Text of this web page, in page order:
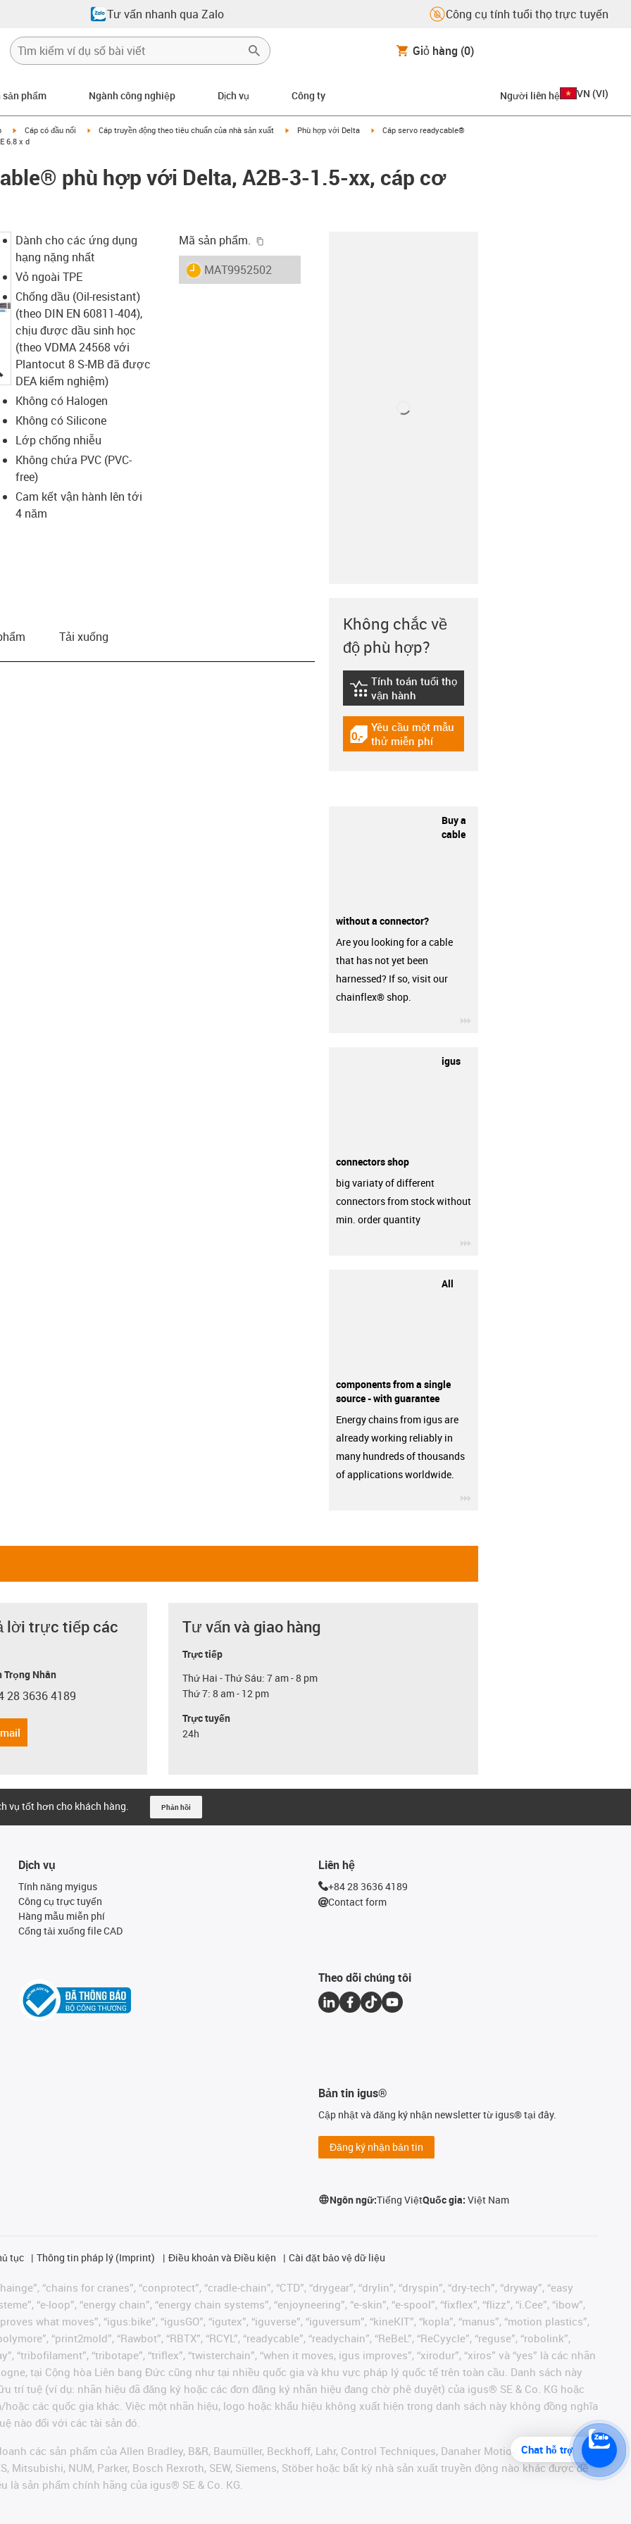
Tư vấn nhanh qua Zalo Công cụ tính tuổi thọ trực tuyến
Giỏ hàng (0)
phẩm Ngành công nghiệp Dịch vụ Công ty Người liên hệ VN (VI)
igus-icon-arrow-right
Cáp có đầu nối igus-icon-arrow-right
Cáp truyền động theo tiêu chuẩn của nhà sản xuất igus-icon-arrow-right
Phù hợp với Delta igus-icon-arrow-right
Cáp servo readycable®
6.8 x d
phù hợp với Delta, A2B-3-1.5-xx, cáp cơ
igus-icon-lupe
Dành cho các ứng dụng
hạng nặng nhất
Vỏ ngoài TPE
Chống dầu (Oil-resistant)
(theo DIN EN 60811-404),
chịu được dầu sinh học
(theo VDMA 24568 với
Plantocut 8 S-MB đã được
DEA kiểm nghiệm)
Không có Halogen
Không có Silicone
Lớp chống nhiễu
Không chứa PVC (PVC-
free)
Cam kết vận hành lên tới
4 năm
Mã sản phẩm.
igus-icon-lieferzeit
MAT9952502
Tải xuống
Không chắc về
độ phù hợp?
igus-icon-lebensdauerrechner
Tính toán tuổi thọ
vận hành
igus-icon-gratismuster
Yêu cầu một mẫu
thử miễn phí
Buy a
cable
without a connector?
Are you looking for a cable
that has not yet been
harnessed? If so, visit our
chainflex® shop.
igus
connectors shop
big variaty of different
connectors from stock without
min. order quantity
All
components from a single
source - with guarantee
Energy chains from igus are
already working reliably in
many hundreds of thousands
of applications worldwide.
lời trực tiếp các
Trọng Nhân
phone
28 3636 4189
Tư vấn và giao hàng
Trực tiếp
Thứ Hai - Thứ Sáu: 7 am - 8 pm
Thứ 7: 8 am - 12 pm
Trực tuyến
24h
vụ tốt hơn cho khách hàng. Phản hồi
Dịch vụ
Tính năng myigus
Công cụ trực tuyến
Hàng mẫu miễn phí
Cổng tải xuống file CAD
Liên hệ
+84 28 3636 4189
Contact form
Theo dõi chúng tôi
Bản tin igus®
Cập nhật và đăng ký nhận newsletter từ igus® tại đây.
Đăng ký nhận bản tin
Ngôn ngữ:Tiếng ViệtQuốc gia:Việt Nam
tục Thông tin pháp lý (Imprint) Điều khoản và Điều kiện Cài đặt bảo vệ dữ liệu
“chains for cranes”, “conprotect”, “cradle-chain”, “CTD”, “drygear”, “drylin”, “dryspin”, “dry-tech”, “dryway”, “easy
“e-loop”, “energy chain”, “energy chain systems”, “enjoyneering”, “e-skin”, “e-spool”, “fixflex”, “flizz”, “i.Cee”, “ibow”,
what moves”, “igus:bike”, “igusGO”, “igutex”, “iguverse”, “iguversum”, “kineKIT”, “kopla”, “manus”, “motion plastics”,
“print2mold”, “Rawbot”, “RBTX”, “RCYL”, “readycable”, “readychain”, “ReBeL”, “ReCyycle”, “reguse”, “robolink”,
“tribofilament”, “tribotape”, “triflex”, “twisterchain”, “when it moves, igus improves”, “xirodur”, “xiros” và “yes” là các nhãn
tại Cộng hòa Liên bang Đức cũng như tại nhiều quốc gia và khu vực pháp lý quốc tế trên toàn cầu. Danh sách này
trí tuệ (ví dụ: nhãn hiệu đã đăng ký hoặc các đơn đăng ký nhãn hiệu đang chờ phê duyệt) của igus® SE & Co. KG hoặc
các quốc gia khác. Việc một nhãn hiệu, logo hoặc khẩu hiệu không xuất hiện trong danh sách này không đồng nghĩa
nào đối với các tài sản đó.
các sản phẩm của Allen Bradley, B&R, Baumüller, Beckhoff, Lahr, Control Techniques, Danaher Motion, ELAU, FAGOR,
Mitsubishi, NUM, Parker, Bosch Rexroth, SEW, Siemens, Stöber hoặc bất kỳ nhà sản xuất truyền động nào khác được đề
sản phẩm chính hãng của igus® SE & Co. KG.
Chat hỗ trợ